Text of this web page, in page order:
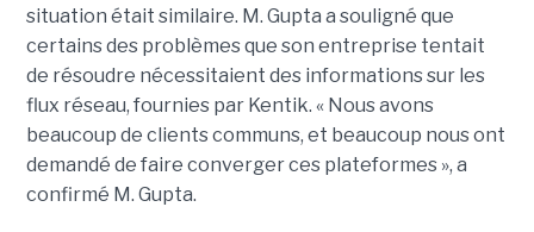
situation était similaire. M. Gupta a souligné que
certains des problèmes que son entreprise tentait
de résoudre nécessitaient des informations sur les
flux réseau, fournies par Kentik. « Nous avons
beaucoup de clients communs, et beaucoup nous ont
demandé de faire converger ces plateformes », a
confirmé M. Gupta.